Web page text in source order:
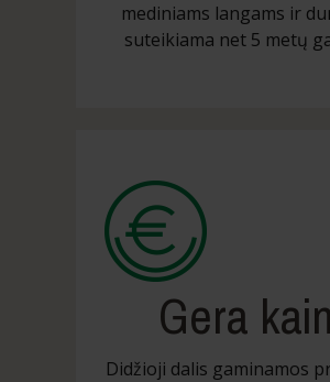
mediniams langams ir
suteikiama net 5 metų
Gera
Didžioji dalis gaminamos